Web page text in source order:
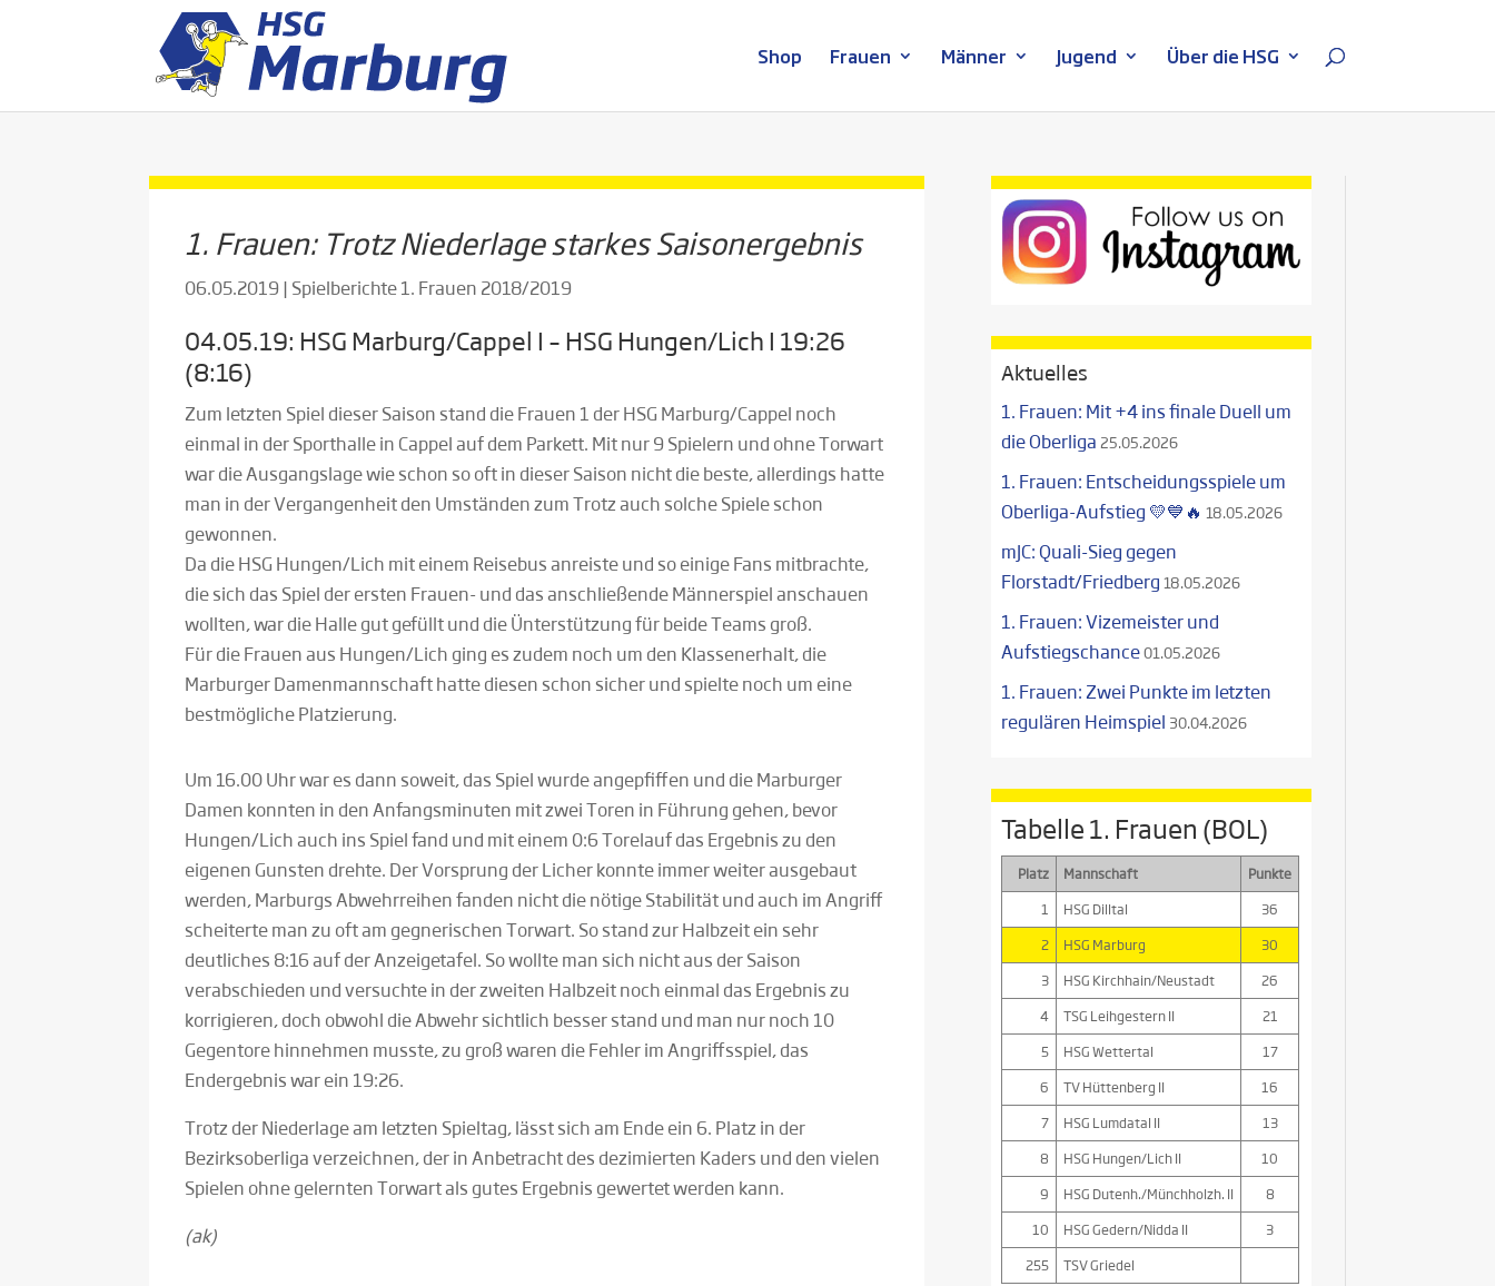
Shop Frauen Männer Jugend Über die HSG
1. Frauen: Trotz Niederlage starkes Saisonergebnis
06.05.2019| Spielberichte 1. Frauen 2018/2019
04.05.19: HSG Marburg/Cappel I – HSG Hungen/Lich I 19:26
(8:16)
Zum letzten Spiel dieser Saison stand die Frauen 1 der HSG Marburg/Cappel noch
einmal in der Sporthalle in Cappel auf dem Parkett. Mit nur 9 Spielern und ohne Torwart
war die Ausgangslage wie schon so oft in dieser Saison nicht die beste, allerdings hatte
man in der Vergangenheit den Umständen zum Trotz auch solche Spiele schon
gewonnen.
Da die HSG Hungen/Lich mit einem Reisebus anreiste und so einige Fans mitbrachte,
die sich das Spiel der ersten Frauen- und das anschließende Männerspiel anschauen
wollten, war die Halle gut gefüllt und die Ünterstützung für beide Teams groß.
Für die Frauen aus Hungen/Lich ging es zudem noch um den Klassenerhalt, die
Marburger Damenmannschaft hatte diesen schon sicher und spielte noch um eine
bestmögliche Platzierung.
Um 16.00 Uhr war es dann soweit, das Spiel wurde angepfiffen und die Marburger
Damen konnten in den Anfangsminuten mit zwei Toren in Führung gehen, bevor
Hungen/Lich auch ins Spiel fand und mit einem 0:6 Torelauf das Ergebnis zu den
eigenen Gunsten drehte. Der Vorsprung der Licher konnte immer weiter ausgebaut
werden, Marburgs Abwehrreihen fanden nicht die nötige Stabilität und auch im Angriff
scheiterte man zu oft am gegnerischen Torwart. So stand zur Halbzeit ein sehr
deutliches 8:16 auf der Anzeigetafel. So wollte man sich nicht aus der Saison
verabschieden und versuchte in der zweiten Halbzeit noch einmal das Ergebnis zu
korrigieren, doch obwohl die Abwehr sichtlich besser stand und man nur noch 10
Gegentore hinnehmen musste, zu groß waren die Fehler im Angriffsspiel, das
Endergebnis war ein 19:26.
Trotz der Niederlage am letzten Spieltag, lässt sich am Ende ein 6. Platz in der
Bezirksoberliga verzeichnen, der in Anbetracht des dezimierten Kaders und den vielen
Spielen ohne gelernten Torwart als gutes Ergebnis gewertet werden kann.
(ak)
Aktuelles
1. Frauen: Mit +4 ins finale Duell um
die Oberliga 25.05.2026
1. Frauen: Entscheidungsspiele um
Oberliga-Aufstieg 💛💙🔥 18.05.2026
mJC: Quali-Sieg gegen
Florstadt/Friedberg 18.05.2026
1. Frauen: Vizemeister und
Aufstiegschance01.05.2026
1. Frauen: Zwei Punkte im letzten
regulären Heimspiel 30.04.2026
Tabelle 1. Frauen (BOL)
Platz Mannschaft
Punkte
1
HSG Dilltal
36
2
HSG Marburg
30
3
HSG Kirchhain/Neustadt
26
4
TSG Leihgestern II
21
5
HSG Wettertal
17
6
TV Hüttenberg II
16
7
HSG Lumdatal II
13
8
HSG Hungen/Lich II
10
9
HSG Dutenh./Münchholzh. II
8
10
HSG Gedern/Nidda II
3
255
TSV Griedel